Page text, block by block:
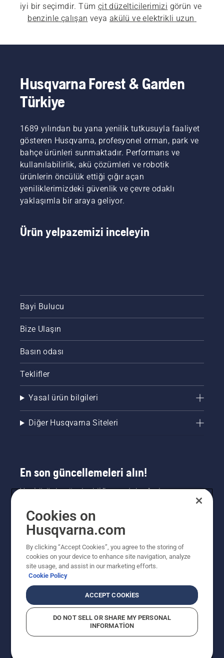
iyi bir seçimdir. Tüm çit düzelticilerimizi
benzinle çalışan veya akülü ve elektrikli uzun
erişimli profesyonel çit düzelticiler arıyorsanız
Husqvarna Forest & Garden
Türkiye
1689 yılından bu yana yenilik tutkusuyla faaliyet
gösteren Husqvarna, profesyonel orman, park ve
bahçe ürünleri sunmaktadır. Performans ve
kullanılabilirlik, akü çözümleri ve robotik
ürünlerin öncülük ettiği çığır açan
yeniliklerimizdeki güvenlik ve çevre odaklı
yaklaşımla bir araya geliyor.
Ürün yelpazemizi inceleyin
Bayi Bulucu
Bize Ulaşın
Basın odası
Teklifler
Yasal ürün bilgileri
Diğer Husqvarna Siteleri
En son güncellemeleri alın!
Yeni ürünler, özel teklifler ve daha fazlası
buradan kaydolun.
Cookies on
Husqvarna.com
By clicking “Accept Cookies”, you agree to the storing of
cookies on your device to enhance site navigation, analyze
site usage, and assist in our marketing efforts.
Cookie Policy
ACCEPT COOKIES
DO NOT SELL OR SHARE MY PERSONAL
INFORMATION